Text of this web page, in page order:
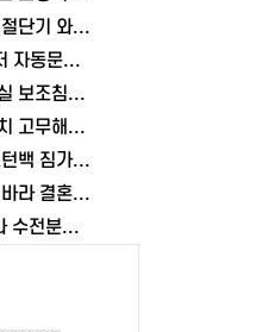
철사 미니 핸드 소형절단기 와이어 휴대용 철편컷팅기 커터기 절단기 여바라 자물쇠
중문 방문도어클로저 자동문닫힘 와이어 무타공 슬라이딩 미닫이 열림방지 1.2mm 여바라
캠핑 간이침대 사무실 보조침대 접이식 휴대용 여바라 고시원침대 이동식
작업 조립용 고무망치 고무해머 타일 목공 선반설치 캠핑 스틸 여바라
대형 가방 이민 보스턴백 짐가방 옷 빅사이즈 여행 대용량 수납 이사 여바라
허리띠 버클 정장 여바라 결혼식벨트 레일트랙 소가죽벨트 남성
4구 수도꼭지 여바라 수전분배기 베란다 청소 연결구 두갈래 수도분배기 커넥터 세탁기